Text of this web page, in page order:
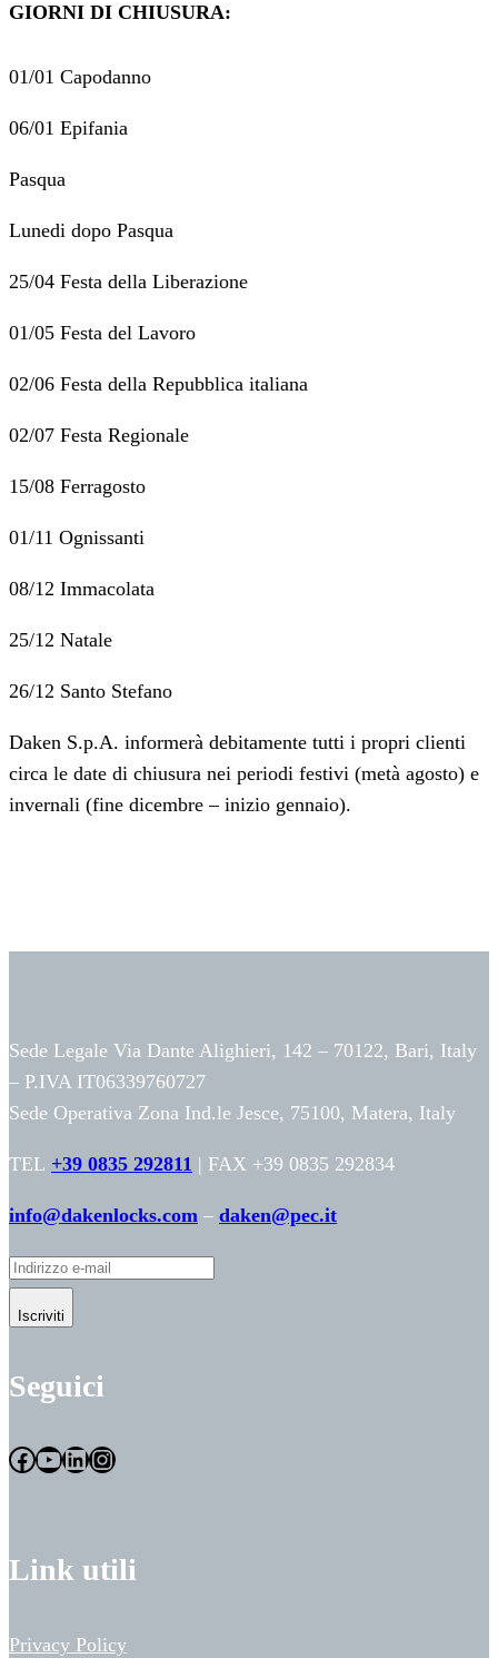
GIORNI DI CHIUSURA:
01/01 Capodanno
06/01 Epifania
Pasqua
Lunedi dopo Pasqua
25/04 Festa della Liberazione
01/05 Festa del Lavoro
02/06 Festa della Repubblica italiana
02/07 Festa Regionale
15/08 Ferragosto
01/11 Ognissanti
08/12 Immacolata
25/12 Natale
26/12 Santo Stefano
Daken S.p.A. informerà debitamente tutti i propri clienti
circa le date di chiusura nei periodi festivi (metà agosto) e
invernali (fine dicembre – inizio gennaio).
Sede Legale Via Dante Alighieri, 142 – 70122, Bari, Italy
– P.IVA IT06339760727
Sede Operativa Zona Ind.le Jesce, 75100, Matera, Italy
TEL +39 0835 292811 | FAX +39 0835 292834
info@dakenlocks.com – daken@pec.it
Iscriviti
Seguici
Facebook YouTube LinkedIn Instagram
Link utili
Privacy Policy